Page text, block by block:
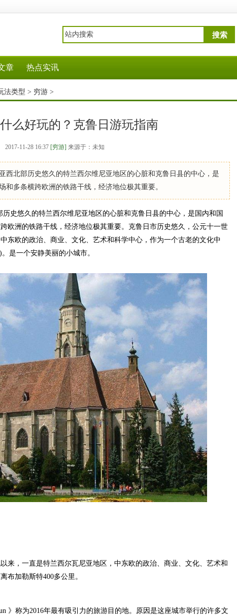
搜索
章 热点实讯
法类型 > 穷游 >
么好玩的？克鲁日游玩指南
2017-11-28 16:37 [穷游] 来源于：未知
西北部历史悠久的特兰西尔维尼亚地区的心脏和克鲁日县的中心，是
和多条横跨欧洲的铁路干线，经济地位极其重要。
悠久的特兰西尔维尼亚地区的心脏和克鲁日县的中心，是国内和国
欧洲的铁路干线，经济地位极其重要。克鲁日市历史悠久，公元十一世
东欧的政治、商业、文化、艺术和科学中心，作为一个古老的文化中
是一个安静美丽的小城市。
，一直是特兰西尔瓦尼亚地区，中东欧的政治、商业、文化、艺术和
布加勒斯特400多公里。
称为2016年最有吸引力的旅游目的地。原因是这座城市举行的许多文